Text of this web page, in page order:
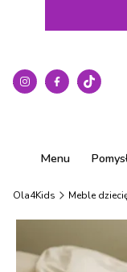
Menu
Ola4Kids Meble